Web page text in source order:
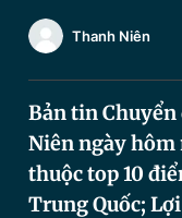
Thông tin tòa
Đọc Thanh Niên
Thanh Niên
Bản tin Chuyển
Niên ngày hôm
thuộc top 10
Trung Quốc;